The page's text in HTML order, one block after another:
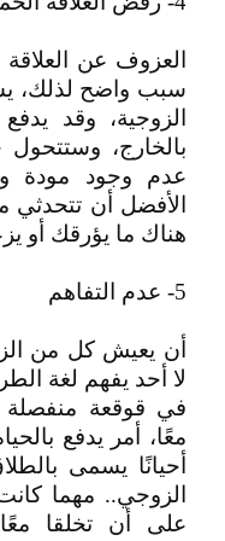
العزوف عن
سبب واضح لذلك،
الزوجية، وقد
بالخارج، وستتحول
عدم وجود مودة
الأفضل أن تتحدثي
هناك ما يؤرقك أو
5- عدم التفاهم
أن يعيش كل من
لا أحد يفهم لغة
في قوقعة
معًا، أمر يدفع
أحيانًا يسمى
الزوجي.. مهما
على أن تخلقا معًا